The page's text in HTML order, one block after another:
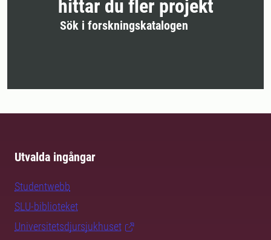
hittar du fler projekt
Sök i forskningskatalogen
Utvalda ingångar
Studentwebb
SLU-biblioteket
Universitetsdjursjukhuset